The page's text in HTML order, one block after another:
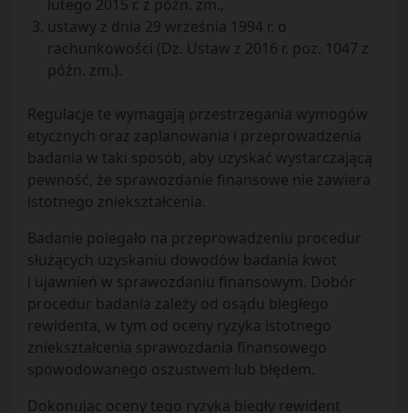
lutego 2015 r. z późn. zm.,
ustawy z dnia 29 września 1994 r. o
rachunkowości (Dz. Ustaw z 2016 r. poz. 1047 z
późn. zm.).
Regulacje te wymagają przestrzegania wymogów
etycznych oraz zaplanowania i przeprowadzenia
badania w taki sposób, aby uzyskać wystarczającą
pewność, że sprawozdanie finansowe nie zawiera
istotnego zniekształcenia.
Badanie polegało na przeprowadzeniu procedur
służących uzyskaniu dowodów badania kwot
i ujawnień w sprawozdaniu finansowym. Dobór
procedur badania zależy od osądu biegłego
rewidenta, w tym od oceny ryzyka istotnego
zniekształcenia sprawozdania finansowego
spowodowanego oszustwem lub błędem.
Dokonując oceny tego ryzyka biegły rewident